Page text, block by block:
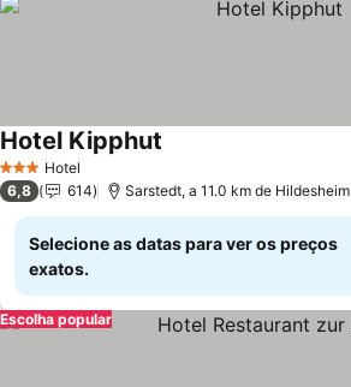
3 EstrelasHotel
Hotel Kipphut
6,8 614 Sarstedt, a 11.0 km de Hildesheim
Selecione as datas para ver os preços
exatos.
Escolha popular